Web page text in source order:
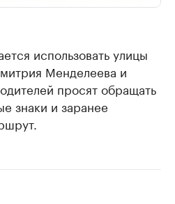
использовать улицы
Менделеева и
просят обращать
знаки и заранее